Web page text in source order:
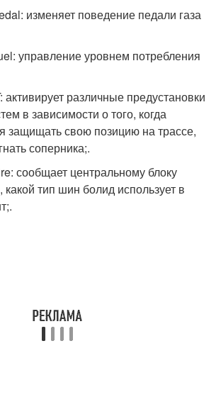
изменяет поведение педали газа
управление уровнем потребления
активирует различные предустановки
в зависимости о того, когда
защищать свою позицию на трассе,
соперника;.
сообщает центральному блоку
тип шин болид использует в